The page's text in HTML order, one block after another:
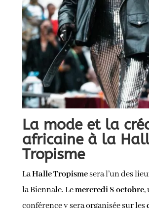
La mode et la
africaine à la
Tropisme
LaHalle Tropismesera l’un des
la Biennale. Lemercredi 8 octobre,
conférence y sera organisée sur les